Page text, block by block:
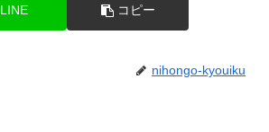
LINE コピー
nihongo-kyouiku